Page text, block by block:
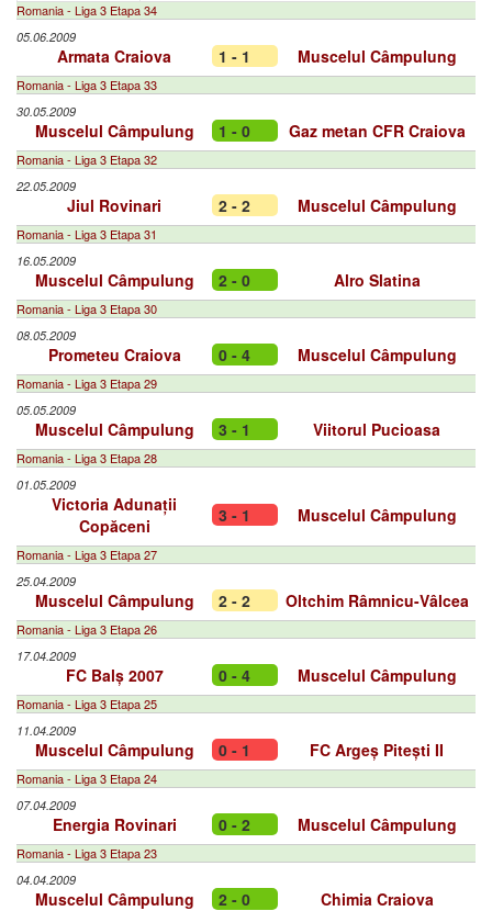
Romania - Liga 3 Etapa 34
05.06.2009
Armata Craiova 1 - 1 Muscelul Câmpulung
Romania - Liga 3 Etapa 33
30.05.2009
Muscelul Câmpulung 1 - 0 Gaz metan CFR Craiova
Romania - Liga 3 Etapa 32
22.05.2009
Jiul Rovinari 2 - 2 Muscelul Câmpulung
Romania - Liga 3 Etapa 31
16.05.2009
Muscelul Câmpulung 2 - 0 Alro Slatina
Romania - Liga 3 Etapa 30
08.05.2009
Prometeu Craiova 0 - 4 Muscelul Câmpulung
Romania - Liga 3 Etapa 29
05.05.2009
Muscelul Câmpulung 3 - 1 Viitorul Pucioasa
Romania - Liga 3 Etapa 28
01.05.2009
Victoria Adunații
Copăceni
3 - 1 Muscelul Câmpulung
Romania - Liga 3 Etapa 27
25.04.2009
Muscelul Câmpulung 2 - 2 Oltchim Râmnicu-Vâlcea
Romania - Liga 3 Etapa 26
17.04.2009
FC Balș 2007 0 - 4 Muscelul Câmpulung
Romania - Liga 3 Etapa 25
11.04.2009
Muscelul Câmpulung 0 - 1 FC Argeș Pitești II
Romania - Liga 3 Etapa 24
07.04.2009
Energia Rovinari 0 - 2 Muscelul Câmpulung
Romania - Liga 3 Etapa 23
04.04.2009
Muscelul Câmpulung 2 - 0 Chimia Craiova